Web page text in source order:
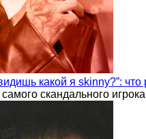
какой я skinny?”: что
скандального